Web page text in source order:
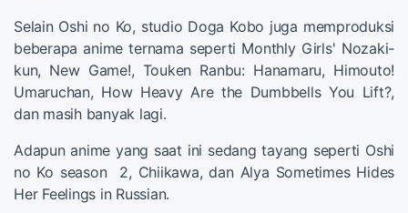
Selain Oshi no Ko, studio Doga Kobo juga memproduksi
beberapa anime ternama seperti Monthly Girls' Nozaki-
kun, New Game!, Touken Ranbu: Hanamaru, Himouto!
Umaruchan, How Heavy Are the Dumbbells You Lift?,
dan masih banyak lagi.
Adapun anime yang saat ini sedang tayang seperti Oshi
no Ko season 2, Chiikawa, dan Alya Sometimes Hides
Her Feelings in Russian.